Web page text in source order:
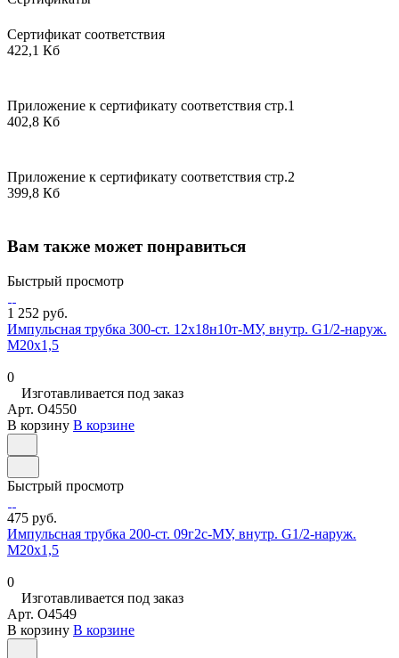
Сертификат соответствия
422,1 Кб
Приложение к сертификату соответствия стр.1
402,8 Кб
Приложение к сертификату соответствия стр.2
399,8 Кб
Вам также может понравиться
Быстрый просмотр
1 252 руб.
Импульсная трубка 300-ст. 12х18н10т-МУ, внутр. G1/2-наруж.
М20х1,5
0
Изготавливается под заказ
Арт. O4550
В корзину В корзине
Быстрый просмотр
475 руб.
Импульсная трубка 200-ст. 09г2с-МУ, внутр. G1/2-наруж.
М20х1,5
0
Изготавливается под заказ
Арт. O4549
В корзину В корзине